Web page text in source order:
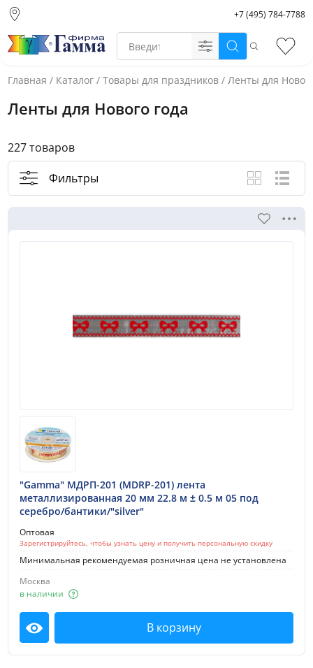
склад)
Санкт-Петербург
Екатеринбург
+7 (495) 784-7788
Поиск
Главная / Каталог / Товары для праздников / Ленты для
Ленты для Нового года
227 товаров
Фильтры
Вид каталога
Крупные
"Gamma" МДРП-201 (MDRP-201) лента
металлизированная 20 мм 22.8 м ± 0.5 м 05 под
серебро/бантики/"silver"
Оптовая
Зарегистрируйтесь, чтобы узнать цену и получить персональную скидку
Минимальная рекомендуемая розничная цена не установлена
Москва
в наличии
Посмотреть В корзину